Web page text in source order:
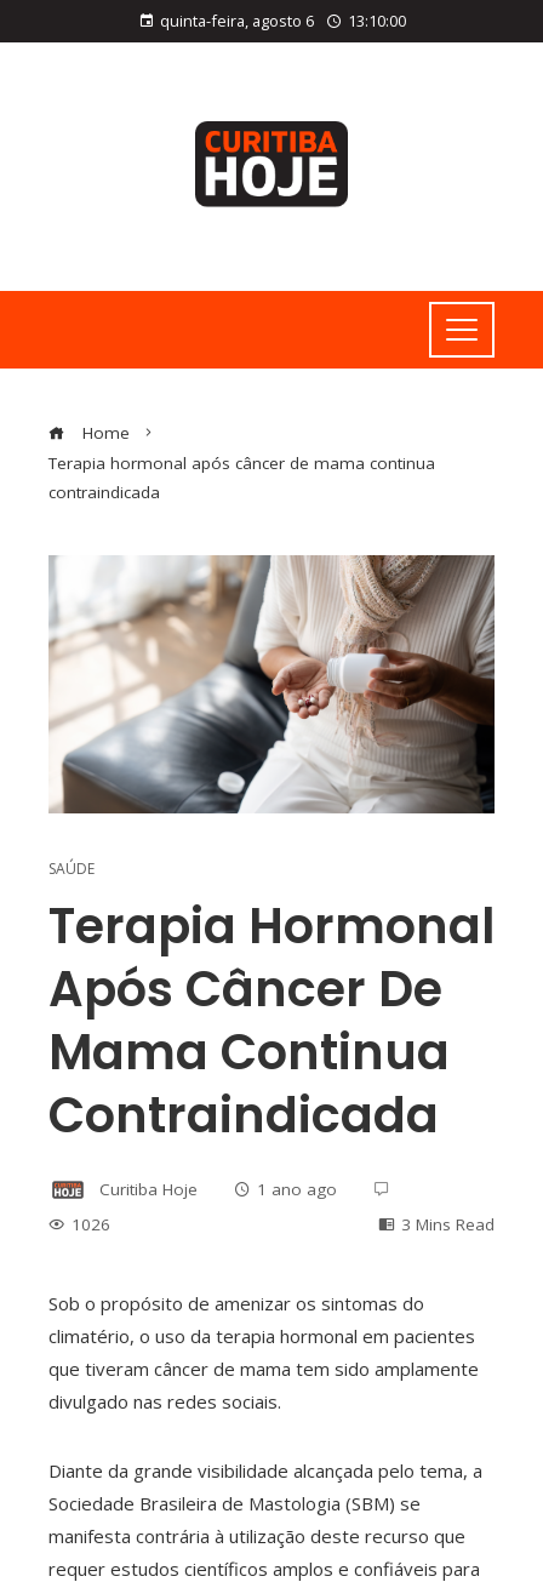
quinta-feira, agosto 6 13:10:01
Home
Terapia hormonal após câncer de mama continua
contraindicada
SAÚDE
Terapia Hormonal
Após Câncer De
Mama Continua
Contraindicada
Curitiba Hoje
1 ano ago
1026
3 Mins Read
Sob o propósito de amenizar os sintomas do
climatério, o uso da terapia hormonal em pacientes
que tiveram câncer de mama tem sido amplamente
divulgado nas redes sociais.
Diante da grande visibilidade alcançada pelo tema, a
Sociedade Brasileira de Mastologia (SBM) se
manifesta contrária à utilização deste recurso que
requer estudos científicos amplos e confiáveis para